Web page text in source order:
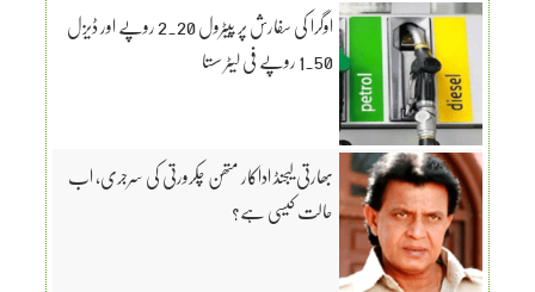
اوگرا کی سفارش پر پیٹرول 2.20 روپے اور ڈیزل
1.50 روپے فی لیٹر سستا
بھارتی لیجنڈ اداکار متھن چکرورتی کی سرجری، اب
حالت کیسی ہے؟